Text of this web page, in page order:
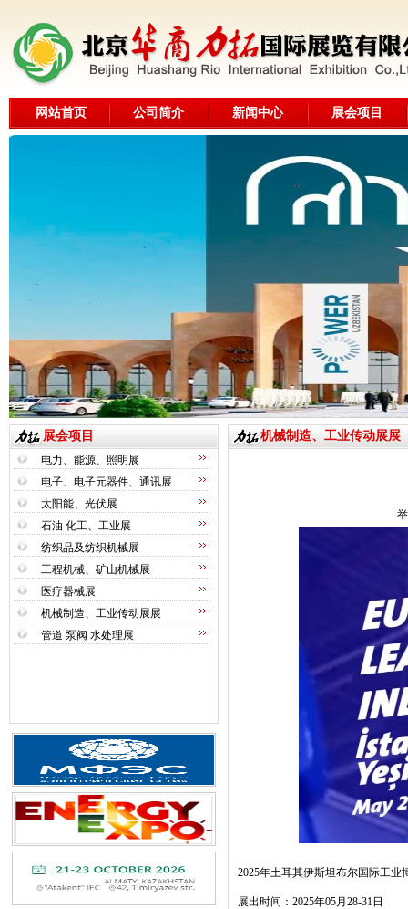
网站首页 公司简介 新闻中心 展会项目
展会项目
电力、能源、照明展
电子、电子元器件、通讯展
太阳能、光伏展
石油 化工、工业展
纺织品及纺织机械展
工程机械、矿山机械展
医疗器械展
机械制造、工业传动展展
管道 泵阀 水处理展
机械制造、工业传动展展
2025年土耳其伊斯坦布尔国际工业
展出时间： 2025年05月 28-31日